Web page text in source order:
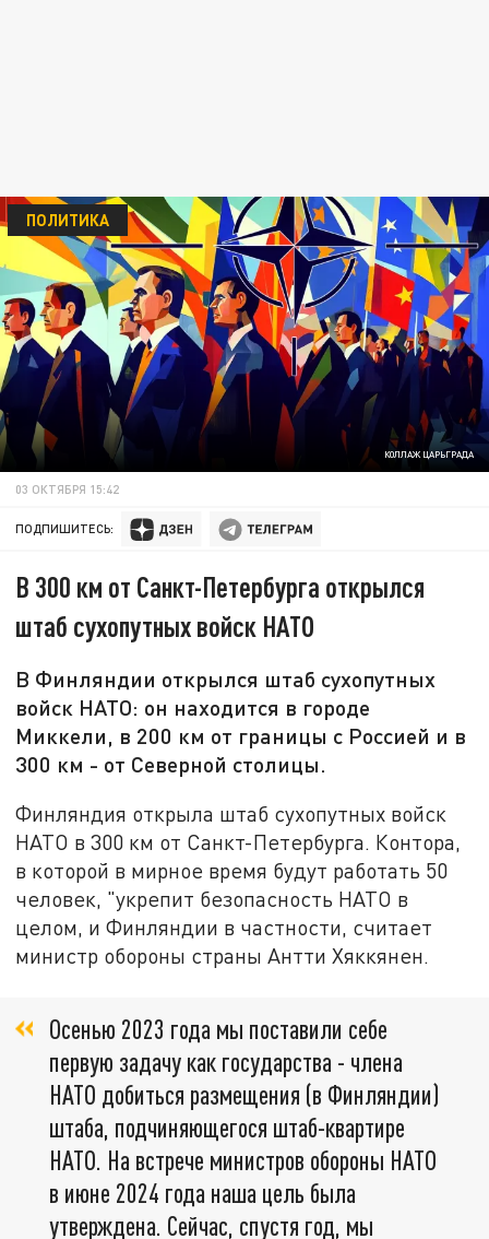
КОЛЛАЖ ЦАРЬГРАДА
ПОЛИТИКА
03 ОКТЯБРЯ 15:42
ПОДПИШИТЕСЬ:
В 300 км от Санкт-Петербурга открылся
штаб сухопутных войск НАТО
В Финляндии открылся штаб сухопутных
войск НАТО: он находится в городе
Миккели, в 200 км от границы с Россией и в
300 км - от Северной столицы.
Финляндия открыла штаб сухопутных войск
НАТО в 300 км от Санкт-Петербурга. Контора,
в которой в мирное время будут работать 50
человек, "укрепит безопасность НАТО в
целом, и Финляндии в частности, считает
министр обороны страны Антти Хяккянен.
Осенью 2023 года мы поставили себе
первую задачу как государства - члена
НАТО добиться размещения (в Финляндии)
штаба, подчиняющегося штаб-квартире
НАТО. На встрече министров обороны НАТО
в июне 2024 года наша цель была
утверждена. Сейчас, спустя год, мы